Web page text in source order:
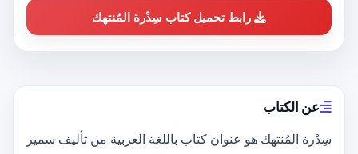
رابط تحميل كتاب سِدْرة المُنتهك
عن الكتاب
سِدْرة المُنتهك هو عنوان كتاب باللغة العربية من تأليف سمير